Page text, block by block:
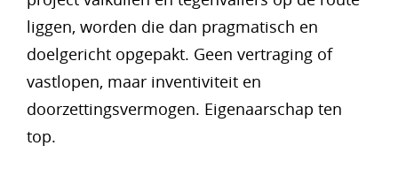
liggen, worden die dan pragmatisch en
doelgericht opgepakt. Geen vertraging of
vastlopen, maar inventiviteit en
doorzettingsvermogen. Eigenaarschap ten
top.